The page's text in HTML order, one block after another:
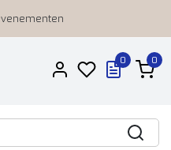
0 0